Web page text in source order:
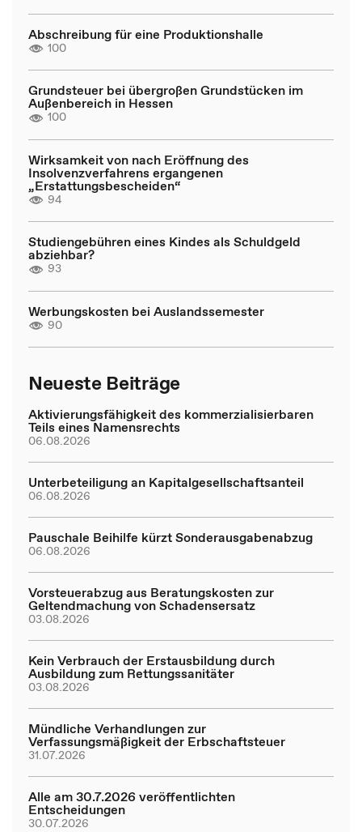
Abschreibung für eine Produktionshalle
100
Grundsteuer bei übergroßen Grundstücken im
Außenbereich in Hessen
100
Wirksamkeit von nach Eröffnung des
Insolvenzverfahrens ergangenen
„Erstattungsbescheiden“
94
Studiengebühren eines Kindes als Schuldgeld
abziehbar?
93
Werbungskosten bei Auslandssemester
90
Neueste Beiträge
Aktivierungsfähigkeit des kommerzialisierbaren
Teils eines Namensrechts
06.08.2026
Unterbeteiligung an Kapitalgesellschaftsanteil
06.08.2026
Pauschale Beihilfe kürzt Sonderausgabenabzug
06.08.2026
Vorsteuerabzug aus Beratungskosten zur
Geltendmachung von Schadensersatz
03.08.2026
Kein Verbrauch der Erstausbildung durch
Ausbildung zum Rettungssanitäter
03.08.2026
Mündliche Verhandlungen zur
Verfassungsmäßigkeit der Erbschaftsteuer
31.07.2026
Alle am 30.7.2026 veröffentlichten
Entscheidungen
30.07.2026